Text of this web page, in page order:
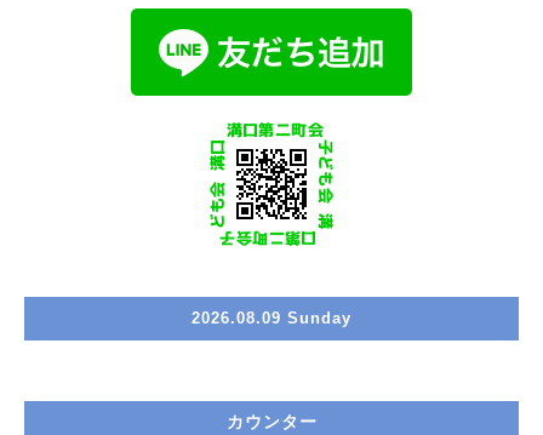
2026.08.09 Sunday
カウンター